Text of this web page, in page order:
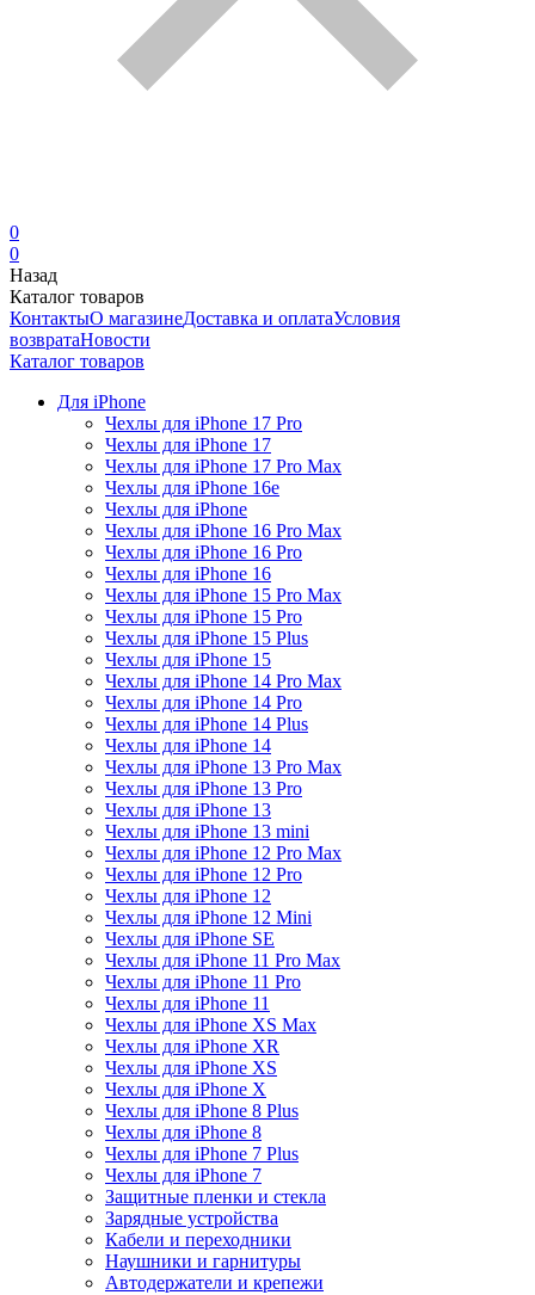
0
0
Назад
Каталог товаров
КонтактыО магазинеДоставка и оплатаУсловия
возвратаНовости
Каталог товаров
Для iPhone
Чехлы для iPhone 17 Pro
Чехлы для iPhone 17
Чехлы для iPhone 17 Pro Max
Чехлы для iPhone 16e
Чехлы для iPhone
Чехлы для iPhone 16 Pro Max
Чехлы для iPhone 16 Pro
Чехлы для iPhone 16
Чехлы для iPhone 15 Pro Max
Чехлы для iPhone 15 Pro
Чехлы для iPhone 15 Plus
Чехлы для iPhone 15
Чехлы для iPhone 14 Pro Max
Чехлы для iPhone 14 Pro
Чехлы для iPhone 14 Plus
Чехлы для iPhone 14
Чехлы для iPhone 13 Pro Max
Чехлы для iPhone 13 Pro
Чехлы для iPhone 13
Чехлы для iPhone 13 mini
Чехлы для iPhone 12 Pro Max
Чехлы для iPhone 12 Pro
Чехлы для iPhone 12
Чехлы для iPhone 12 Mini
Чехлы для iPhone SE
Чехлы для iPhone 11 Pro Max
Чехлы для iPhone 11 Pro
Чехлы для iPhone 11
Чехлы для iPhone XS Max
Чехлы для iPhone XR
Чехлы для iPhone XS
Чехлы для iPhone X
Чехлы для iPhone 8 Plus
Чехлы для iPhone 8
Чехлы для iPhone 7 Plus
Чехлы для iPhone 7
Защитные пленки и стекла
Зарядные устройства
Кабели и переходники
Наушники и гарнитуры
Автодержатели и крепежи